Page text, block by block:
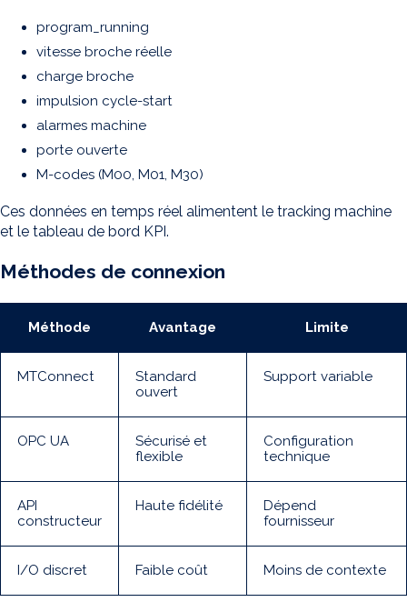
program_running
vitesse broche réelle
charge broche
impulsion cycle-start
alarmes machine
porte ouverte
M-codes (M00, M01, M30)
Ces données en temps réel alimentent le tracking machine
et le tableau de bord KPI.
Méthodes de connexion
Méthode Avantage Limite
MTConnect
Standard
ouvert
Support variable
OPC UA
Sécurisé et
flexible
Configuration
technique
API
constructeur
Haute fidélité
Dépend
fournisseur
I/O discret Faible coût Moins de contexte